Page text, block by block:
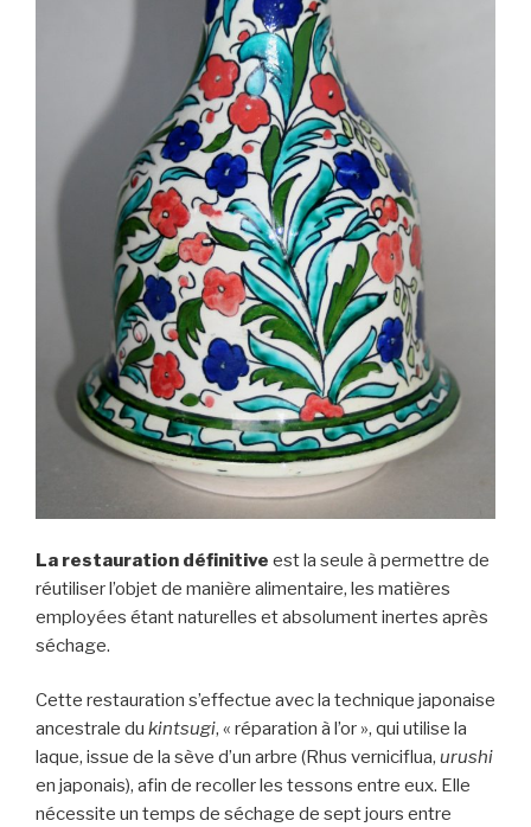
La restauration définitive est la seule à permettre de
réutiliser l’objet de manière alimentaire, les matières
employées étant naturelles et absolument inertes après
séchage.
Cette restauration s’effectue avec la technique japonaise
ancestrale du kintsugi, « réparation à l’or », qui utilise la
laque, issue de la sève d’un arbre (Rhus verniciflua, urushi
en japonais), afin de recoller les tessons entre eux. Elle
nécessite un temps de séchage de sept jours entre